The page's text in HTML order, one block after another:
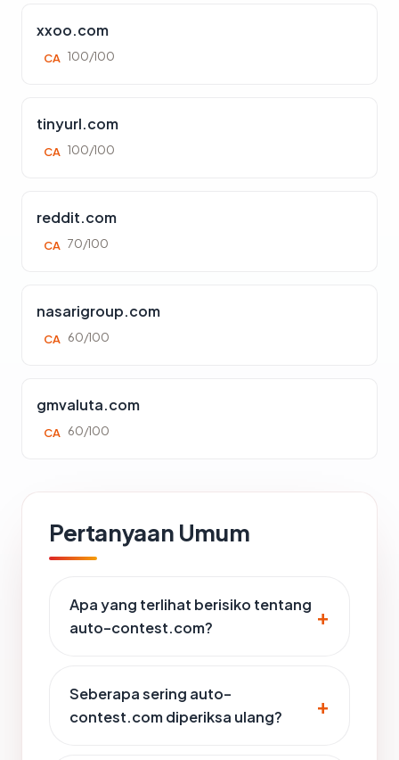
xxoo.com
CA 100/100
tinyurl.com
CA 100/100
reddit.com
CA 70/100
nasarigroup.com
CA 60/100
gmvaluta.com
CA 60/100
Pertanyaan Umum
Apa yang terlihat berisiko tentang
auto-contest.com?
Seberapa sering auto-
contest.com diperiksa ulang?